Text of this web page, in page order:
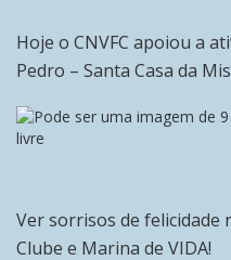
Hoje o CNVFC apoiou a
Pedro – Santa Casa da
Ver sorrisos de felicidade
Clube e Marina de VIDA!